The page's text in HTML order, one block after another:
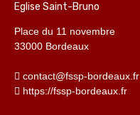
Eglise Saint-Bruno
Place du 11 novembre
33000 Bordeaux
contact@fssp-bordeaux.fr
https://fssp-bordeaux.fr